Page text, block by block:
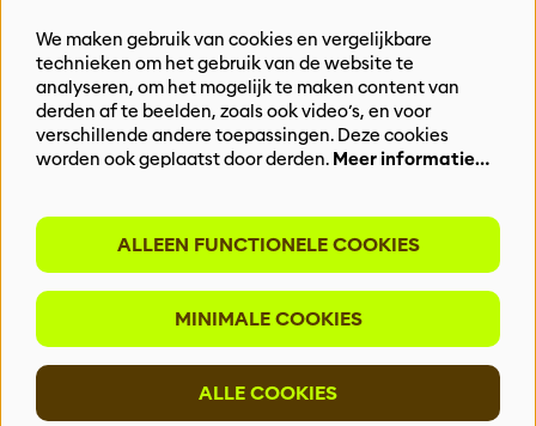
Privacy
BLIJF OP DE HOOGTE
Meld je aan voor onze nieuwsbrief
INSCHRIJVEN
We maken gebruik van cookies en vergelijkbare
technieken om het gebruik van de website te
analyseren, om het mogelijk te maken content van
derden af te beelden, zoals ook video’s, en voor
verschillende andere toepassingen. Deze cookies
worden ook geplaatst door derden. Meer informatie…
ALLEEN FUNCTIONELE COOKIES
MINIMALE COOKIES
ALLE COOKIES